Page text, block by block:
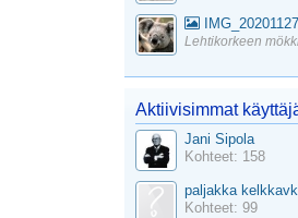
Lehtikorkeen
Aktiivisimmat
Jani Sipola
Kohteet: 158
paljakka kelkkavkl
Kohteet: 99